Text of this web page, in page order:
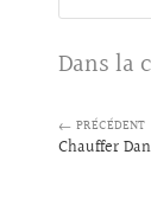
Dans la
← PRÉCÉDENT
Chauffer